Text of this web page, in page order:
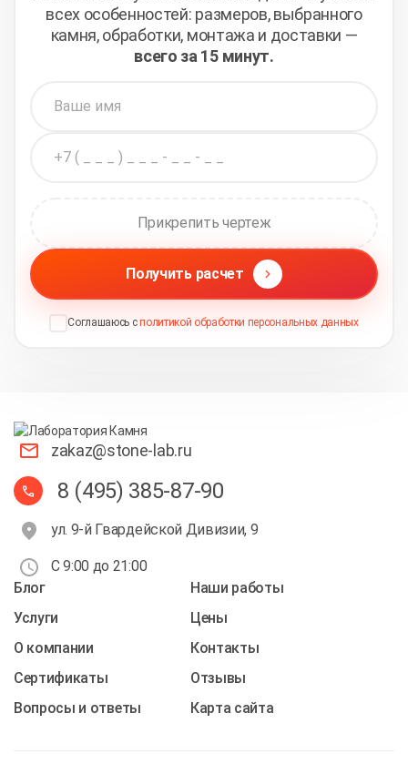
всех особенностей: размеров, выбранного
камня, обработки, монтажа и доставки —
всего за 15 минут.
Прикрепить чертеж
Получить расчет
Соглашаюсь сполитикой обработки персональных данных
zakaz@stone-lab.ru
8 (495) 385-87-90
ул. 9-й Гвардейской Дивизии, 9
С 9:00 до 21:00
Блог
Наши работы
Услуги
Цены
О компании
Контакты
Cертификаты
Отзывы
Вопросы и ответы
Карта сайта